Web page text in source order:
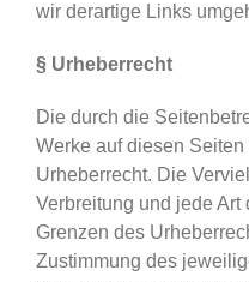
wir derartige Links
§ Urheberrecht
Die durch die
Werke auf diesen
Urheberrecht. Die
Verbreitung und jede
Grenzen des
Zustimmung des